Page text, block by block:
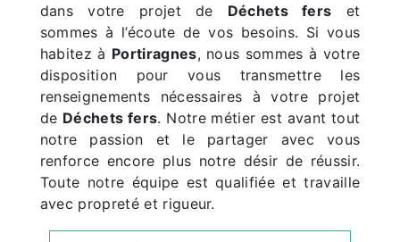
dans votre projet de Déchets fers et
sommes à l’écoute de vos besoins. Si vous
habitez à Portiragnes, nous sommes à votre
disposition pour vous transmettre les
renseignements nécessaires à votre projet
de Déchets fers. Notre métier est avant tout
notre passion et le partager avec vous
renforce encore plus notre désir de réussir.
Toute notre équipe est qualifiée et travaille
avec propreté et rigueur.